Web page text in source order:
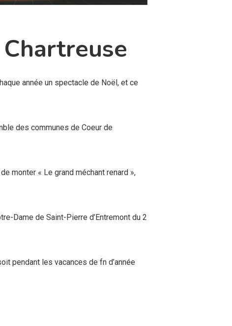
année un spectacle de Noël, et ce
des communes de Coeur de
monter « Le grand méchant renard »,
Dame de Saint-Pierre d’Entremont du 2
pendant les vacances de fn d’année